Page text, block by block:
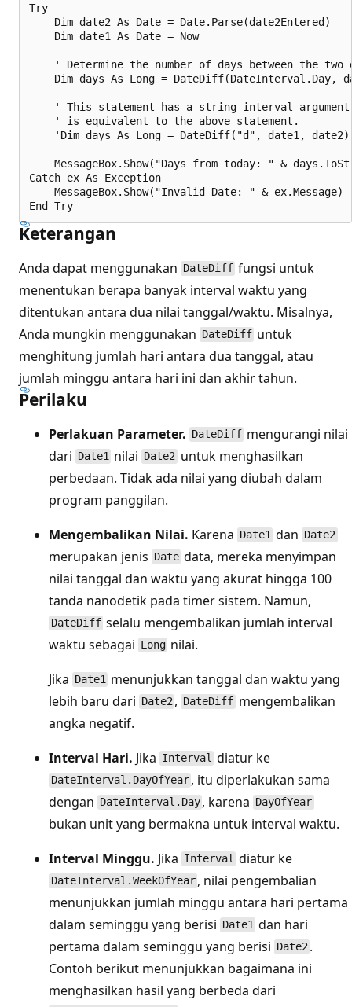
Try
    Dim date2 As Date = Date.Parse(date2Entered)
    Dim date1 As Date = Now
' Determine the number of days between the two
Dim days As Long = DateDiff(DateInterval.Day,
' This statement has a string interval
    ' is equivalent to the above statement.
    'Dim days As Long = DateDiff("d", date1, date2)
MessageBox.Show("Days from today: " &
Catch ex As Exception
    MessageBox.Show("Invalid Date: " & ex.Message)
Keterangan
Anda dapat menggunakan DateDiff fungsi untuk
menentukan berapa banyak interval waktu yang
ditentukan antara dua nilai tanggal/waktu. Misalnya,
Anda mungkin menggunakan DateDiff untuk
menghitung jumlah hari antara dua tanggal, atau
jumlah minggu antara hari ini dan akhir tahun.
Perilaku
Perlakuan Parameter. DateDiff mengurangi nilai
dari Date1 nilai Date2untuk menghasilkan
perbedaan. Tidak ada nilai yang diubah dalam
program panggilan.
Mengembalikan Nilai. Karena Date1 dan Date2
merupakan jenis Date data, mereka menyimpan
nilai tanggal dan waktu yang akurat hingga 100
tanda nanodetik pada timer sistem. Namun,
DateDiff selalu mengembalikan jumlah interval
waktu sebagai Long nilai.
Jika Date1 menunjukkan tanggal dan waktu yang
lebih baru dari Date2 , DateDiffmengembalikan
angka negatif.
Interval Hari. Jika Interval diatur ke
DateInterval.DayOfYear , itu diperlakukan sama
dengan DateInterval.Day , karena DayOfYear
bukan unit yang bermakna untuk interval waktu.
Interval Minggu. Jika Interval diatur ke
DateInterval.WeekOfYear , nilai pengembalian
menunjukkan jumlah minggu antara hari pertama
dalam seminggu yang berisi Date1 dan hari
pertama dalam seminggu yang berisi Date2 .
Contoh berikut menunjukkan bagaimana ini
menghasilkan hasil yang berbeda dari